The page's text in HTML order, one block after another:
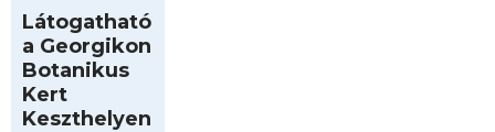
Látogatható
a Georgikon
Botanikus
Kert
Keszthelyen